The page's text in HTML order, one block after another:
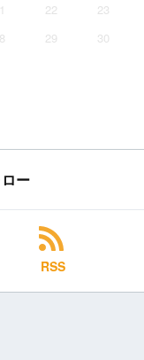
22
23
29
30
ー
RSS